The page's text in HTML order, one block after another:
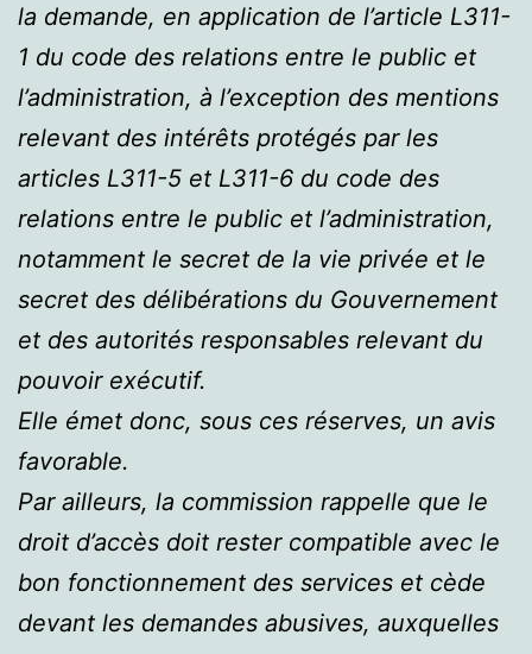
la demande, en application de l’article L311-
1 du code des relations entre le public et
l’administration, à l’exception des mentions
relevant des intérêts protégés par les
articles L311-5 et L311-6 du code des
relations entre le public et l’administration,
notamment le secret de la vie privée et le
secret des délibérations du Gouvernement
et des autorités responsables relevant du
pouvoir exécutif.
Elle émet donc, sous ces réserves, un avis
favorable.
Par ailleurs, la commission rappelle que le
droit d’accès doit rester compatible avec le
bon fonctionnement des services et cède
devant les demandes abusives, auxquelles